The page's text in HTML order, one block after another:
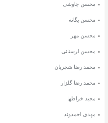
محسن چاوشی
محسن یگانه
محسن مهر
محسن لرستانی
محمد رضا شجریان
محمد رضا گلزار
مجید خراطها
مهدی احمدوند